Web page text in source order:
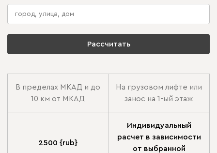
Рассчитать
В пределах МКАД и до
10 км от МКАД
На грузовом лифте или
занос на 1-ый этаж
2500 {rub}
Индивидуальный
расчет в зависимости
от выбранной